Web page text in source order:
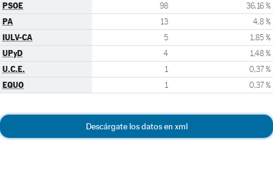
PSOE 98 36,16 %
PA 13 4,8 %
IULV-CA 5 1,85 %
UPyD 4 1,48 %
U.C.E. 1 0,37 %
EQUO 1 0,37 %
Descárgate los datos en xml